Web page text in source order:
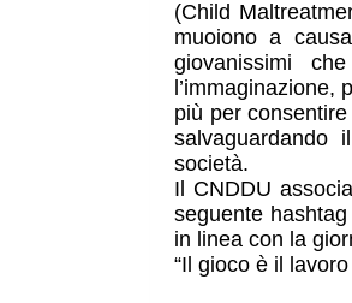
(Child
muoiono a
giovanissimi
l’immaginazione,
più per
salvaguardando
società.
Il CNDDU
seguente hashtag
in linea con la
“Il gioco è il